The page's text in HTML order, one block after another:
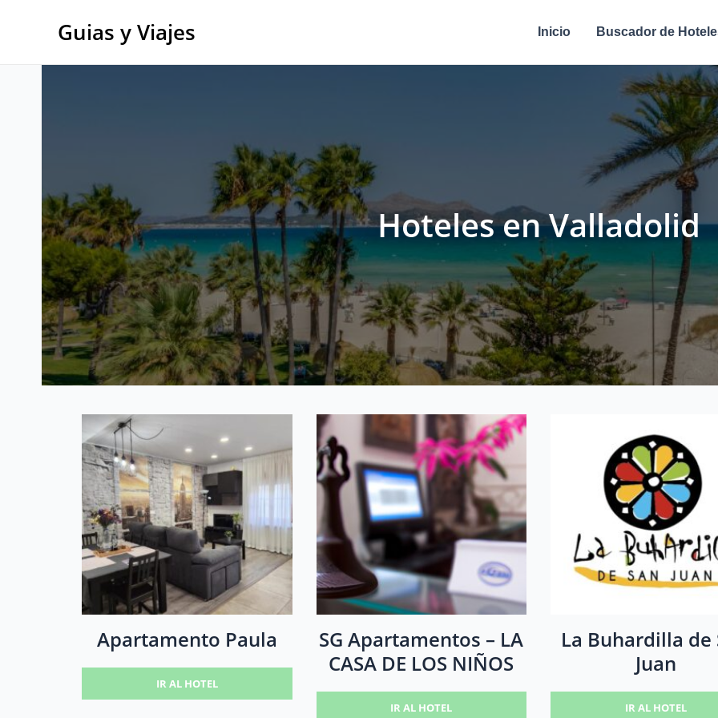
Guias y Viajes Inicio Buscador de
Hoteles en Valladolid
Apartamento Paula
IR AL HOTEL
SG Apartamentos – LA
CASA DE LOS NIÑOS
IR AL HOTEL
La Buhardilla de
Juan
IR AL HOTEL